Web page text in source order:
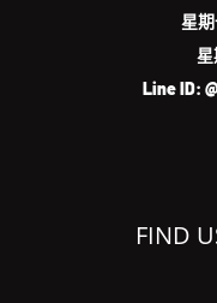
星
星
Line ID:
FIND